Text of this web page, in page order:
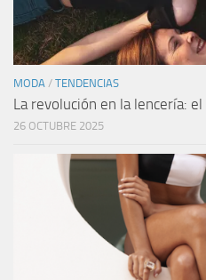
MODA / TENDENCIAS
La revolución en la lencería:
26 OCTUBRE 2025